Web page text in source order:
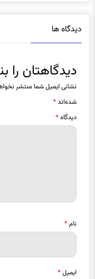
دیدگاه ها
دیدگاهتان را
نشانی ایمیل شما منتشر
شده‌اند*
دیدگاه*
نام*
ایمیل*